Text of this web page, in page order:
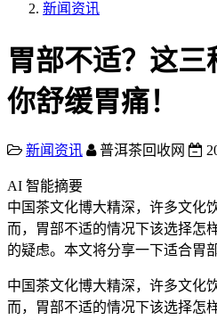
新闻资讯
胃部不适？这
你舒缓胃痛！
新闻资讯 普洱茶回收网
AI 智能摘要
中国茶文化博大精深，许多文化
而，胃部不适的情况下该选择怎
的疑虑。本文将分享一下适合胃
中国茶文化博大精深，许多文化
而，胃部不适的情况下该选择怎